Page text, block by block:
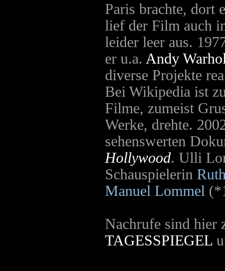
Paris brachte, dort
lief der Film auch
leider leer aus.
er u.a. Andy
diverse Projekte
Bei Wikipedia ist
Filme, zumeist
Werke, drehte.
sehenswerten
Hollywood. Ulli
Schauspielerin
Manuel Lommel
Nachrufe sind hier
TAGESSPIEGEL